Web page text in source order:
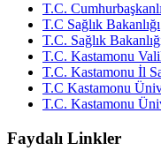
T.C.
T.C Sağlık Bakanlığı
T.C. Sağlık
T.C. Kastamonu
T.C. Kastamonu İl
T.C Kastamonu
T.C. Kastamonu
Faydalı Linkler